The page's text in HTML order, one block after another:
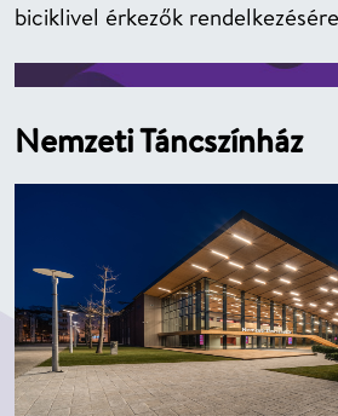
biciklivel érkezők
Nemzeti Táncszínház